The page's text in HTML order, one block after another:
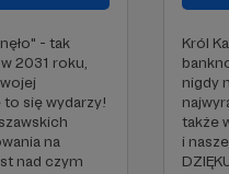
- tak
2031 roku,
się wydarzy!
na
nad czym
Król
nigdy
także
i